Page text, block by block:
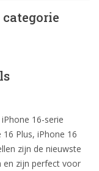
16-serie
Plus, iPhone 16
zijn de nieuwste
en zijn perfect voor